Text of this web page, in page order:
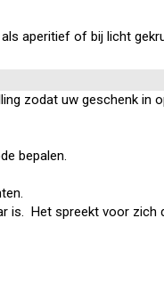
aperitief of bij licht
zodat uw geschenk in
bepalen.
is. Het spreekt voor